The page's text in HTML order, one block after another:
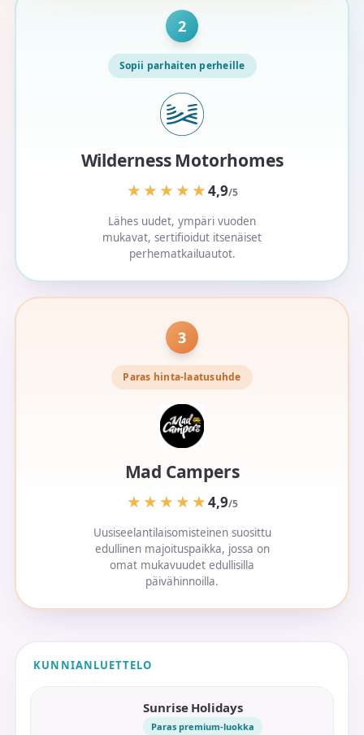
2
Sopii parhaiten perheille
Wilderness Motorhomes
★★★★★
★★★★★4,9/5
Lähes uudet, ympäri vuoden
mukavat, sertifioidut itsenäiset
perhematkailuautot.
3
Paras hinta-laatusuhde
Mad Campers
★★★★★
★★★★★4,9/5
Uusiseelantilaisomisteinen suosittu
edullinen majoituspaikka, jossa on
omat mukavuudet edullisilla
päivähinnoilla.
KUNNIANLUETTELO
Sunrise Holidays
Paras premium-luokka